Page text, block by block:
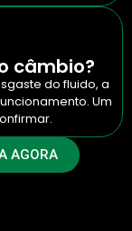
câmbio?
do fluido, a
Um
AGORA